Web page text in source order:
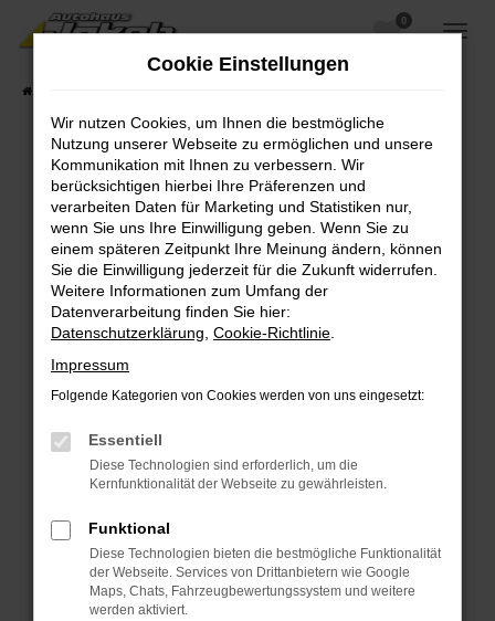
Zum
Hauptinhalt
0
Fehler: Network Error
Beim Laden ist ein Fehler aufgetreten.
Hier sind ein paar Tipps, die dir helfen können:
Überprüfe deine Firewall und deine
Internetverbindung.
Laden andere Webseiten, zum Beispiel deine
Suchmaschine?
Prüfe deine Browsererweiterungen.
Manche Erweiterungen, wie Werbeblocker,
können das Laden bestimmter Seiten
verhindern. Funktioniert die Seite in einem
Fenster?
Starte dein Gerät neu.
Das kann manchmal helfen, vorübergehende
Probleme zu beheben.
Cookie Einstellungen
Wir nutzen Cookies, um Ihnen die bestmögliche
Nutzung unserer Webseite zu ermöglichen und unsere
Kommunikation mit Ihnen zu verbessern. Wir
berücksichtigen hierbei Ihre Präferenzen und
verarbeiten Daten für Marketing und Statistiken nur,
wenn Sie uns Ihre Einwilligung geben. Wenn Sie zu
einem späteren Zeitpunkt Ihre Meinung ändern, können
Sie die Einwilligung jederzeit für die Zukunft widerrufen.
Weitere Informationen zum Umfang der
Datenverarbeitung finden Sie hier:
Datenschutzerklärung Cookie-Richtlinie
Impressum
Folgende Kategorien von Cookies werden von uns eingesetzt:
Essentiell
Diese Technologien sind erforderlich, um die
Kernfunktionalität der Webseite zu gewährleisten.
Funktional
Diese Technologien bieten die bestmögliche Funktionalität
der Webseite. Services von Drittanbietern wie Google
Maps, Chats, Fahrzeugbewertungssystem und weitere
werden aktiviert.